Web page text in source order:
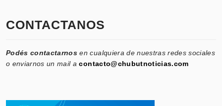
CONTACTANOS
Podés contactarnos en cualquiera de nuestras redes sociales
o enviarnos un mail acontacto@chubutnoticias.com